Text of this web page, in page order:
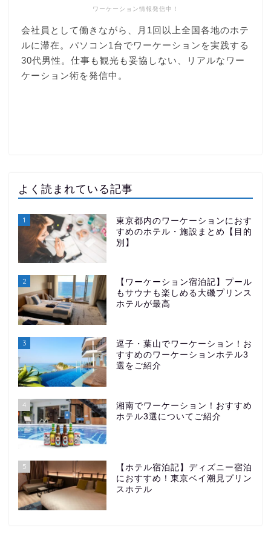
ワーケーション情報発信中！
よく読まれている記事
1
東京都内のワーケーションにおす
すめのホテル・施設まとめ【目的
別】
2
【ワーケーション宿泊記】プール
もサウナも楽しめる大磯プリンス
ホテルが最高
3
逗子・葉山でワーケーション！お
すすめのワーケーションホテル3
選をご紹介
4
湘南でワーケーション！おすすめ
ホテル3選についてご紹介
5
【ホテル宿泊記】ディズニー宿泊
におすすめ！東京ベイ潮見プリン
スホテル